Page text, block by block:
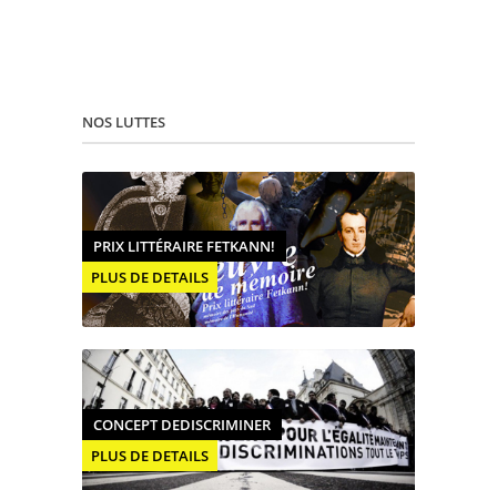
NOS LUTTES
PRIX LITTÉRAIRE FETKANN!
PLUS DE DETAILS
CONCEPT DEDISCRIMINER
PLUS DE DETAILS